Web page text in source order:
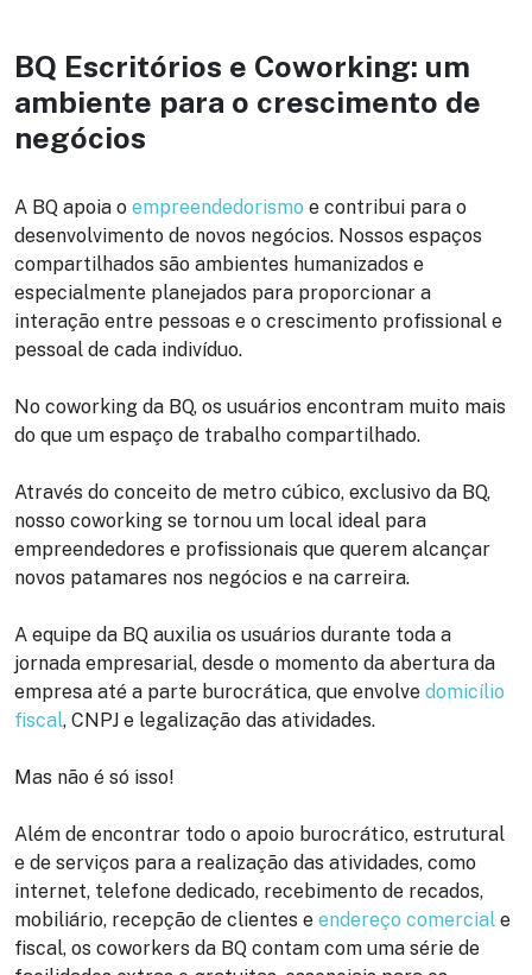
BQ Escritórios e Coworking: um
ambiente para o crescimento de
negócios
A BQ apoia o empreendedorismo e contribui para o
desenvolvimento de novos negócios. Nossos espaços
compartilhados são ambientes humanizados e
especialmente planejados para proporcionar a
interação entre pessoas e o crescimento profissional e
pessoal de cada indivíduo.
No coworking da BQ, os usuários encontram muito mais
do que um espaço de trabalho compartilhado.
Através do conceito de metro cúbico, exclusivo da BQ,
nosso coworking se tornou um local ideal para
empreendedores e profissionais que querem alcançar
novos patamares nos negócios e na carreira.
A equipe da BQ auxilia os usuários durante toda a
jornada empresarial, desde o momento da abertura da
empresa até a parte burocrática, que envolve domicílio
fiscal, CNPJ e legalização das atividades.
Mas não é só isso!
Além de encontrar todo o apoio burocrático, estrutural
e de serviços para a realização das atividades, como
internet, telefone dedicado, recebimento de recados,
mobiliário, recepção de clientes e endereço comercial e
fiscal, os coworkers da BQ contam com uma série de